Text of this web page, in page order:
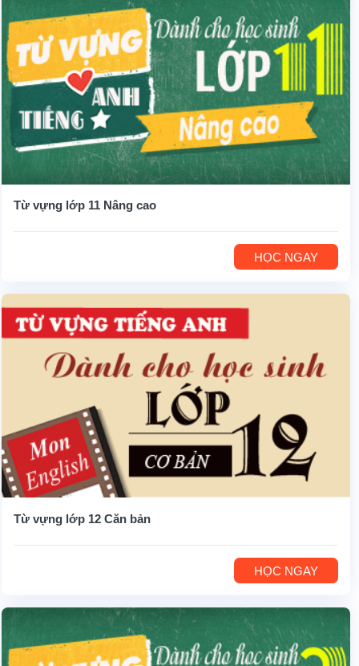
Từ vựng lớp 11 Nâng cao
HỌC NGAY
Từ vựng lớp 12 Căn bản
HỌC NGAY